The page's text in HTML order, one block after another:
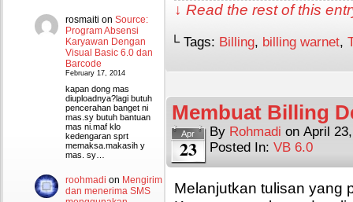
rosmaiti on Source:
Program Absensi
Karyawan Dengan
Visual Basic 6.0 dan
Barcode
February 17, 2014
kapan dong mas
diuploadnya?lagi butuh
pencerahan banget ni
mas.sy butuh bantuan
mas ni.maf klo
kedengaran sprt
memaksa.makasih y
mas. sy…
roohmadi on Mengirim
dan menerima SMS
↓ Read the rest of this
└ Tags: Billing, billing warnet,
Membuat Billing
Apr
23
By Rohmadi on April
Posted In: VB 6.0
Melanjutkan tulisan yang